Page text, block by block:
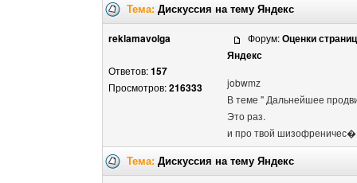
Тема: Дискуссия на тему Яндекс
reklamavolga
Ответов:157
Просмотров:216333
Форум:Оценки
Яндекс
jobwmz
В теме " Дальнейшее
Это раз.
и про твой шизофреничес�
Тема: Дискуссия на тему Яндекс